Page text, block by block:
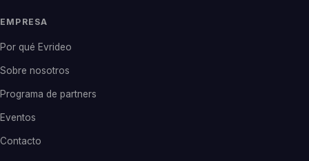
EMPRESA
Por qué Evrideo
Sobre nosotros
Programa de partners
Eventos
Contacto